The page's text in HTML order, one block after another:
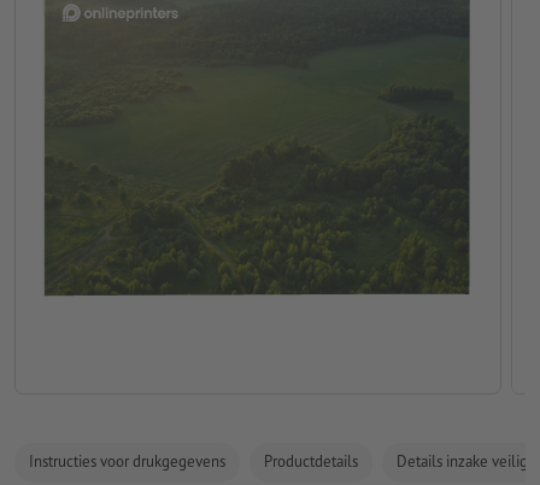
Instructies voor drukgegevens Productdetails Details inzake